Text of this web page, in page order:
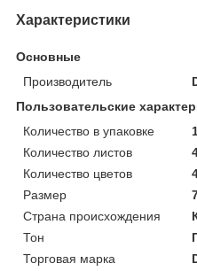
Характеристики
Основные
Производитель
Пользовательские
Количество в упаковке
Количество листов
Количество цветов
Размер
Страна происхождения
Тон
Торговая марка